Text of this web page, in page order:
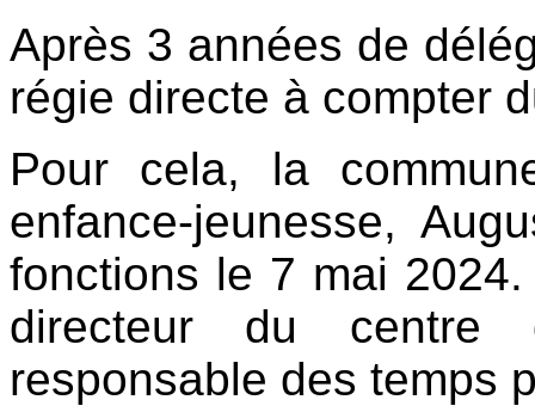
Après 3 années de
régie directe à compter
Pour cela, la
enfance-jeunesse,
fonctions le 7 mai
directeur du
responsable des temps